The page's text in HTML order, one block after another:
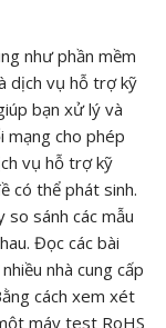
như phần mềm
dịch vụ hỗ trợ kỹ
bạn xử lý và
mạng cho phép
vụ hỗ trợ kỹ
có thể phát sinh.
so sánh các mẫu
Đọc các bài
nhà cung cấp
cách xem xét
máy test RoHS